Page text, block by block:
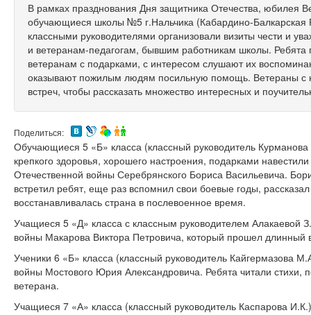
В рамках празднования Дня защитника Отечества, юбилея
обучающиеся школы №5 г.Нальчика (Кабардино-Балкарская
классными руководителями организовали визиты чести и
и ветеранам-педагогам, бывшим работникам школы. Ребята
ветеранам с подарками, с интересом слушают их
оказывают пожилым людям посильную помощь. Ветераны с
встреч, чтобы рассказать множество интересных и
Поделиться:
Обучающиеся 5 «Б» класса (классный руководитель
крепкого здоровья, хорошего настроения, подарками
Отечественной войны Серебрянского Бориса Васильевича.
встретил ребят, еще раз вспомнил свои боевые годы,
восстанавливалась страна в послевоенное время.
Учащиеся 5 «Д» класса с классным руководителем Алакаевой
войны Макарова Виктора Петровича, который прошел длинный
Ученики 6 «Б» класса (классный руководитель Кайгермазова
войны Мостового Юрия Александровича. Ребята читали стихи,
ветерана.
Учащиеся 7 «А» класса (классный руководитель Каспарова